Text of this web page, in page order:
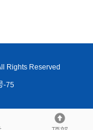
Rights Reserved
-75